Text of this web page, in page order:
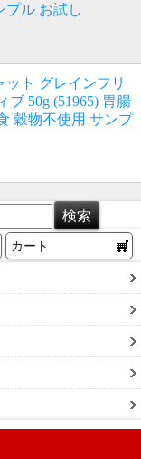
プル お試し
ト グレインフリ
ブ 50g (51965) 胃腸
穀物不使用 サンプ
カート